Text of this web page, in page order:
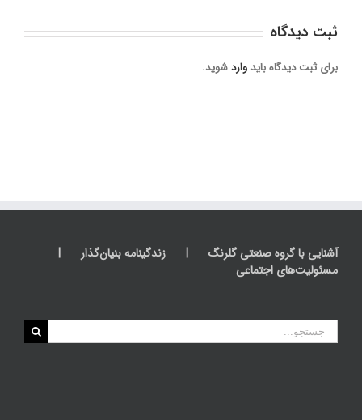
ثبت ديدگاه
برای ثبت دیدگاه باید واردشوید.
آشنایی با گروه صنعتی گلرنگ
زندگینامه بنیان‌گذار
مسئولیت‌های اجتماعی
جستجو
برای: